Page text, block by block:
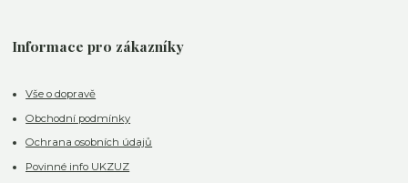
Informace pro zákazníky
Vše o dopravě
Obchodní podmínky
Ochrana osobních údajů
Povinné info UKZUZ